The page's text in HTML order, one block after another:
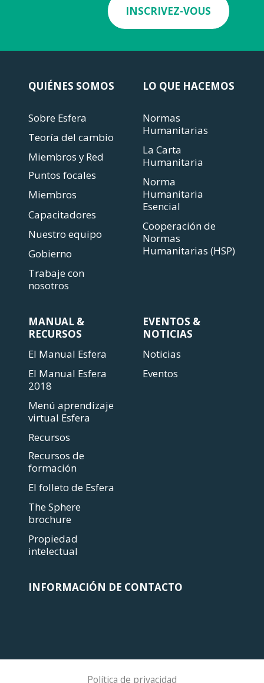
INSCRIVEZ-VOUS
QUIÉNES SOMOS
Sobre Esfera
Teoría del cambio
Miembros y Red
Puntos focales
Miembros
Capacitadores
Nuestro equipo
Gobierno
Trabaje con
nosotros
LO QUE HACEMOS
Normas
Humanitarias
La Carta
Humanitaria
Norma
Humanitaria
Esencial
Cooperación de
Normas
Humanitarias (HSP)
MANUAL &
RECURSOS
El Manual Esfera
El Manual Esfera
2018
Menú aprendizaje
virtual Esfera
Recursos
Recursos de
formación
El folleto de Esfera
The Sphere
brochure
Propiedad
intelectual
EVENTOS &
NOTICIAS
Noticias
Eventos
INFORMACIÓN DE CONTACTO
Política de privacidad